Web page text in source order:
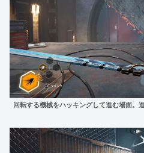
回転する機械をハッキングして進む場面。